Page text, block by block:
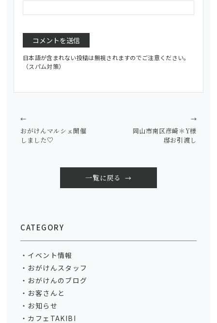
日本語が含まれない投稿は無視されますのでご注意ください。
（スパム対策）
おがけんマルシェ開催
しました♡
←
一覧に戻る
岡山市南区彦崎＊Y様
邸お引渡し
→
CATEGORY
イベント情報
おがけんスタッフ
おがけんのブログ
お客さんと
お知らせ
カフェTAKIBI